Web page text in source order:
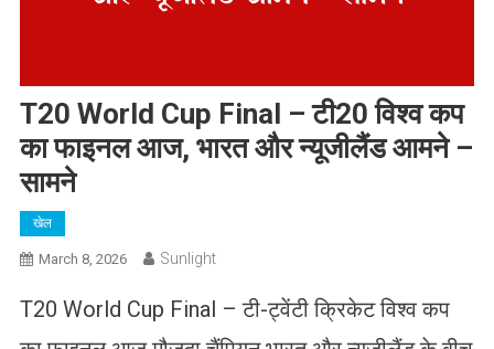
T20 World Cup Final – टी20 विश्व कप
का फाइनल आज, भारत और न्यूजीलैंड आमने –
सामने
खेल
March 8, 2026 Sunlight
T20 World Cup Final – टी-ट्वेंटी क्रिकेट विश्व कप